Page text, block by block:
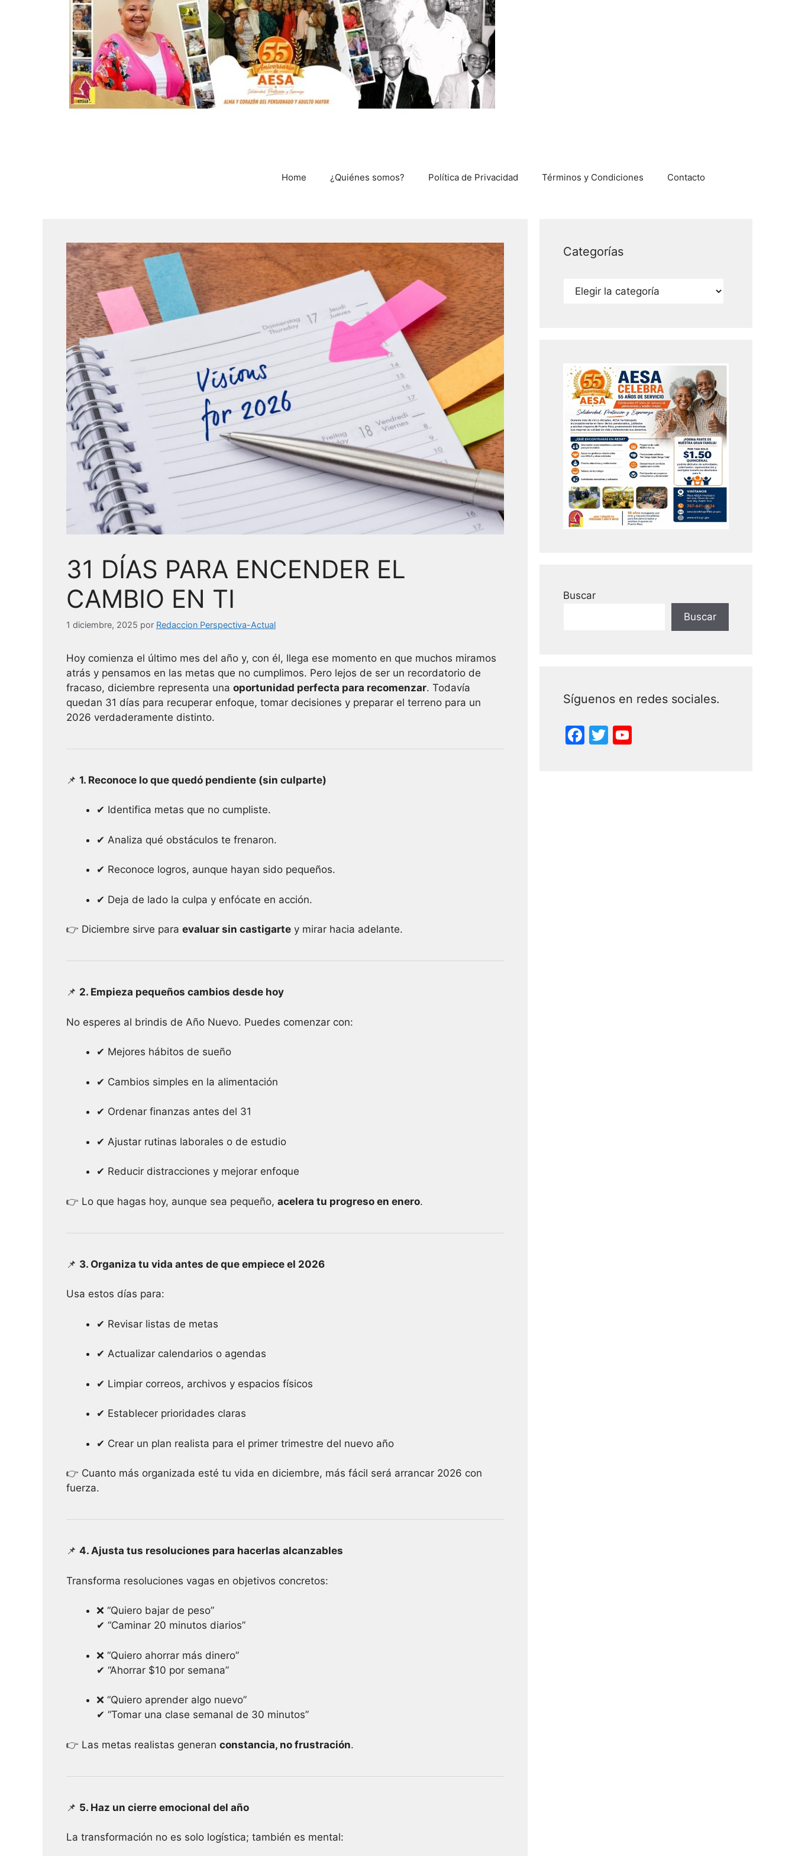
Home ¿Quiénes somos? Política de Privacidad Términos y Condiciones Contacto
31 DÍAS PARA ENCENDER EL
CAMBIO EN TI
1 diciembre, 2025 por Redaccion Perspectiva-Actual
Hoy comienza el último mes del año y, con él, llega ese momento en que muchos miramos
atrás y pensamos en las metas que no cumplimos. Pero lejos de ser un recordatorio de
fracaso, diciembre representa una oportunidad perfecta para recomenzar. Todavía
quedan 31 días para recuperar enfoque, tomar decisiones y preparar el terreno para un
2026 verdaderamente distinto.
📌 1. Reconoce lo que quedó pendiente (sin culparte)
✔ Identifica metas que no cumpliste.
✔ Analiza qué obstáculos te frenaron.
✔ Reconoce logros, aunque hayan sido pequeños.
✔ Deja de lado la culpa y enfócate en acción.
👉 Diciembre sirve para evaluar sin castigarte y mirar hacia adelante.
📌 2. Empieza pequeños cambios desde hoy
No esperes al brindis de Año Nuevo. Puedes comenzar con:
✔ Mejores hábitos de sueño
✔ Cambios simples en la alimentación
✔ Ordenar finanzas antes del 31
✔ Ajustar rutinas laborales o de estudio
✔ Reducir distracciones y mejorar enfoque
👉 Lo que hagas hoy, aunque sea pequeño, acelera tu progreso en enero.
📌 3. Organiza tu vida antes de que empiece el 2026
Usa estos días para:
✔ Revisar listas de metas
✔ Actualizar calendarios o agendas
✔ Limpiar correos, archivos y espacios físicos
✔ Establecer prioridades claras
✔ Crear un plan realista para el primer trimestre del nuevo año
👉 Cuanto más organizada esté tu vida en diciembre, más fácil será arrancar 2026 con
fuerza.
📌 4. Ajusta tus resoluciones para hacerlas alcanzables
Transforma resoluciones vagas en objetivos concretos:
❌ “Quiero bajar de peso”
✔ “Caminar 20 minutos diarios”
❌ “Quiero ahorrar más dinero”
✔ “Ahorrar $10 por semana”
❌ “Quiero aprender algo nuevo”
✔ “Tomar una clase semanal de 30 minutos”
👉 Las metas realistas generan constancia, no frustración.
📌 5. Haz un cierre emocional del año
La transformación no es solo logística; también es mental:
Categorías
Categorías
Buscar
Buscar
Síguenos en redes sociales.
F
T